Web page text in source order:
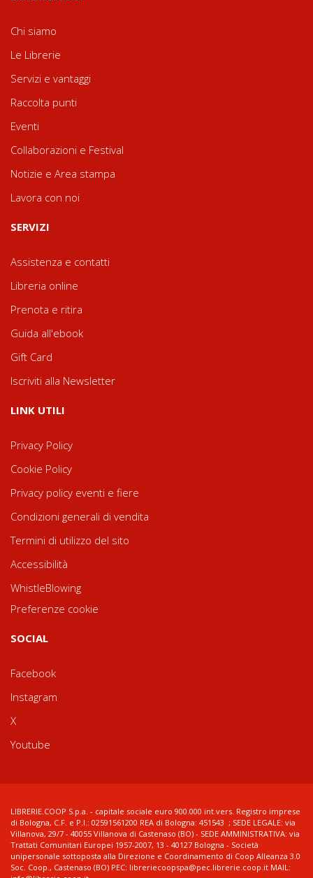
Chi siamo
Le Librerie
Servizi e vantaggi
Raccolta punti
Eventi
Collaborazioni e Festival
Notizie e Area stampa
Lavora con noi
SERVIZI
Assistenza e contatti
Libreria online
Prenota e ritira
Guida all'ebook
Gift Card
Iscriviti alla Newsletter
LINK UTILI
Privacy Policy
Cookie Policy
Privacy policy eventi e fiere
Condizioni generali di vendita
Termini di utilizzo del sito
Accessibilità
WhistleBlowing
Preferenze cookie
SOCIAL
Facebook
Instagram
X
Youtube
LIBRERIE.COOP S.p.a. - capitale sociale euro 900.000 int.vers. Registro imprese
di Bologna, C.F. e P.I.: 02591561200 REA di Bologna: 451543 ; SEDE LEGALE: via
Villanova, 29/7 - 40055 Villanova di Castenaso (BO) - SEDE AMMINISTRATIVA: via
Trattati Comunitari Europei 1957-2007, 13 - 40127 Bologna - Società
unipersonale sottoposta alla Direzione e Coordinamento di Coop Alleanza 3.0
Soc. Coop., Castenaso (BO) PEC: libreriecoopspa@pec.librerie.coop.it MAIL: